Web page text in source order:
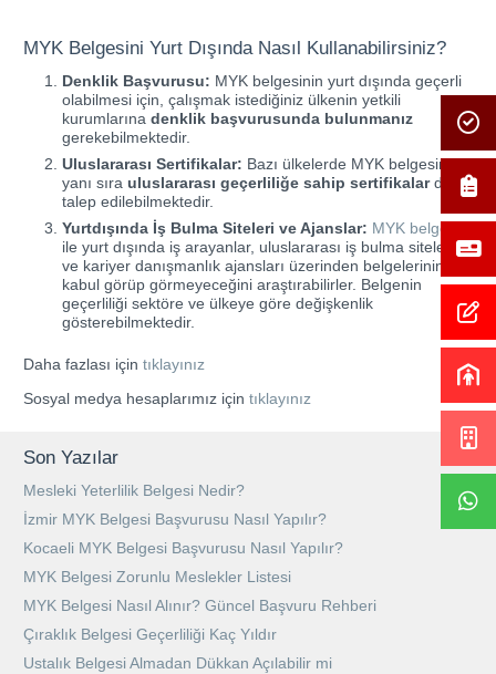
MYK Belgesini Yurt Dışında Nasıl Kullanabilirsiniz?
Denklik Başvurusu: MYK belgesinin yurt dışında geçerli
olabilmesi için, çalışmak istediğiniz ülkenin yetkili
kurumlarına denklik başvurusunda bulunmanız
gerekebilmektedir.
Uluslararası Sertifikalar: Bazı ülkelerde MYK belgesinin
yanı sıra uluslararası geçerliliğe sahip sertifikalarda
talep edilebilmektedir.
Yurtdışında İş Bulma Siteleri ve Ajanslar: MYK belgesi
ile yurt dışında iş arayanlar, uluslararası iş bulma siteleri
ve kariyer danışmanlık ajansları üzerinden belgelerinin
kabul görüp görmeyeceğini araştırabilirler. Belgenin
geçerliliği sektöre ve ülkeye göre değişkenlik
gösterebilmektedir.
Daha fazlası için tıklayınız
Sosyal medya hesaplarımız için tıklayınız
Son Yazılar
Mesleki Yeterlilik Belgesi Nedir?
İzmir MYK Belgesi Başvurusu Nasıl Yapılır?
Kocaeli MYK Belgesi Başvurusu Nasıl Yapılır?
MYK Belgesi Zorunlu Meslekler Listesi
MYK Belgesi Nasıl Alınır? Güncel Başvuru Rehberi
Çıraklık Belgesi Geçerliliği Kaç Yıldır
Ustalık Belgesi Almadan Dükkan Açılabilir mi